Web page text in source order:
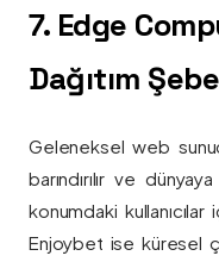
7. Edge
Dağıtım
Geleneksel web
barındırılır ve
konumdaki
Enjoybet ise küresel